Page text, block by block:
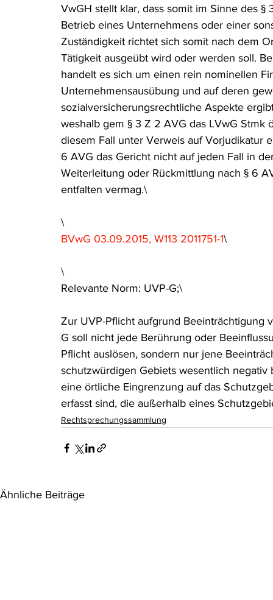
VwGH stellt klar, dass somit im Sinne des
Betrieb eines Unternehmens oder einer
Zuständigkeit richtet sich somit nach dem
Tätigkeit ausgeübt wird oder werden soll.
handelt es sich um einen rein nominellen
Unternehmensausübung und auf deren
sozialversicherungsrechtliche Aspekte
weshalb gem § 3 Z 2 AVG das LVwG
diesem Fall unter Verweis auf Vorjudikatur
6 AVG das Gericht nicht auf jeden Fall in
Weiterleitung oder Rückmittlung nach § 6
entfalten vermag.\
\
BVwG 03.09.2015, W113 2011751-1\
\
Relevante Norm: UVP-G;\
Zur UVP-Pflicht aufgrund Beeinträchtigung
G soll nicht jede Berührung oder
Pflicht auslösen, sondern nur jene
schutzwürdigen Gebiets wesentlich
eine örtliche Eingrenzung auf das
erfasst sind, die außerhalb eines
Rechtsprechungssammlung
Ähnliche Beiträge